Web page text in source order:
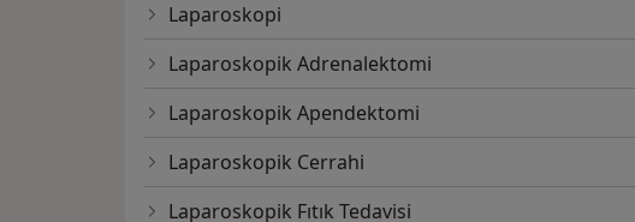
Laparoskopi
Laparoskopik Adrenalektomi
Laparoskopik Apendektomi
Laparoskopik Cerrahi
Laparoskopik Fıtık Tedavisi